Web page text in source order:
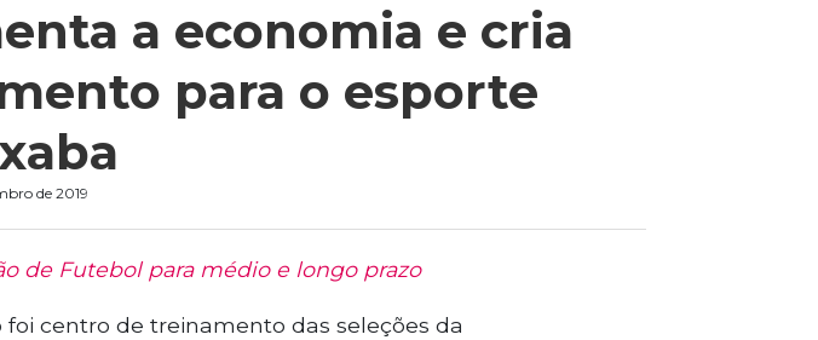
a economia e cria
para o esporte
de 2019
de Futebol para médio e longo prazo
centro de treinamento das seleções da